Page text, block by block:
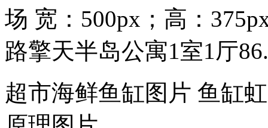
场 宽：500px；高：
路擎天半岛公寓1室1厅
超市海鲜鱼缸图片 鱼缸